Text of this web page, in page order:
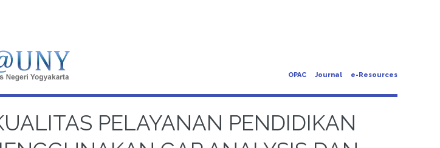
OPAC Journal e-Resources
PELAYANAN PENDIDIKAN